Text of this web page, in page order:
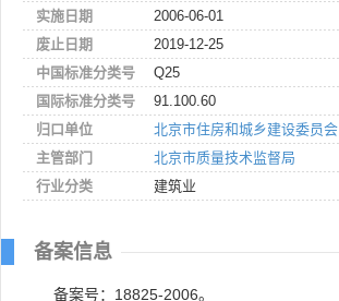
实施日期
2006-06-01
废止日期
2019-12-25
中国标准分类号
Q25
国际标准分类号
91.100.60
归口单位
北京市住房和城乡建设委员会
主管部门
北京市质量技术监督局
行业分类
建筑业
备案信息
备案号：18825-2006。